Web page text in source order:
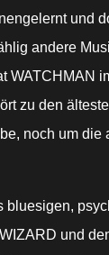
und
andere
WATCHMAN
zu den
noch um die
bluesigen,
und